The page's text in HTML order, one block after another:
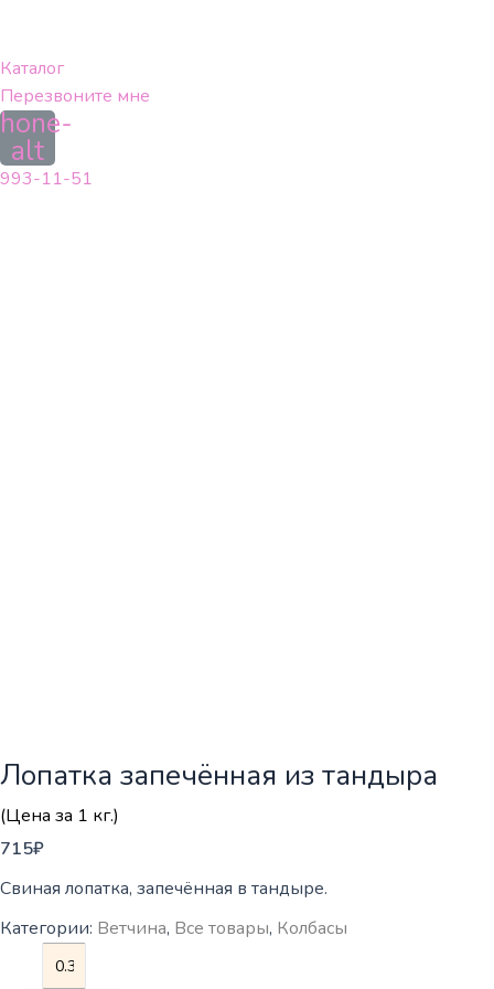
содержимому
Каталог
Перезвоните мне
alt
993-11-51
Лопатка запечённая из тандыра
(Цена за 1 кг.)
715₽
Свиная лопатка, запечённая в тандыре.
Категории: Ветчина, Все товары, Колбасы
Количество
товара